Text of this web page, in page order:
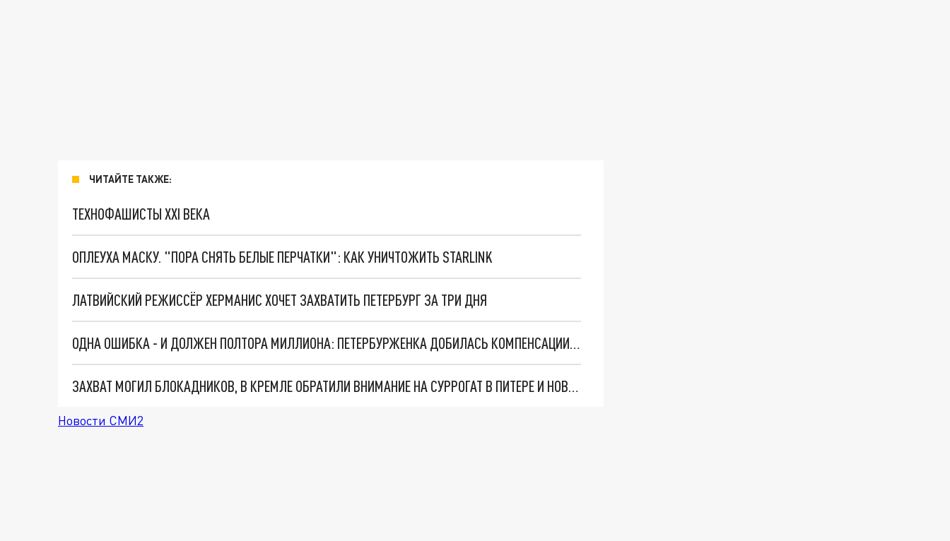
ЧИТАЙТЕ ТАКЖЕ:
ТЕХНОФАШИСТЫ XXI ВЕКА
ОПЛЕУХА МАСКУ. "ПОРА СНЯТЬ БЕЛЫЕ ПЕРЧАТКИ": КАК УНИЧТОЖИТЬ STARLINK
ЛАТВИЙСКИЙ РЕЖИССЁР ХЕРМАНИС ХОЧЕТ ЗАХВАТИТЬ ПЕТЕРБУРГ ЗА ТРИ ДНЯ
ОДНА ОШИБКА - И ДОЛЖЕН ПОЛТОРА МИЛЛИОНА: ПЕТЕРБУРЖЕНКА ДОБИЛАСЬ КОМПЕНСАЦИИ С САМОКАТЧИКА ЗА ТО, ЧТО ПЕРЕСЕЛА В ИНВАЛИДНОЕ КРЕСЛО
ЗАХВАТ МОГИЛ БЛОКАДНИКОВ, В КРЕМЛЕ ОБРАТИЛИ ВНИМАНИЕ НА СУРРОГАТ В ПИТЕРЕ И НОВЫЕ УГРОЗЫ ЗАПАДА: ГЛАВНОЕ К ВЕЧЕРУ 29 СЕНТЯБРЯ
Новости СМИ2